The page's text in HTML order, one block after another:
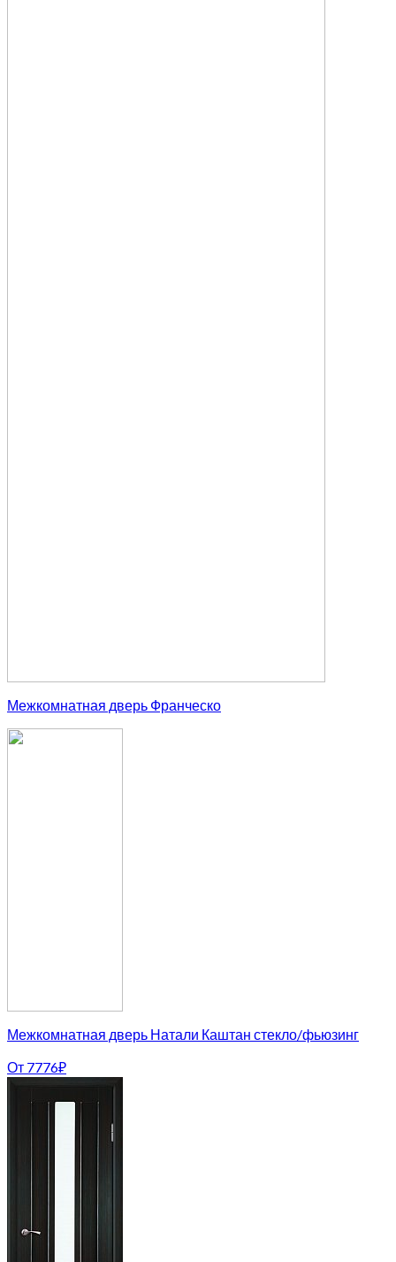
Межкомнатная дверь Франческо
Межкомнатная дверь Натали Каштан стекло/фьюзинг
От 7776₽